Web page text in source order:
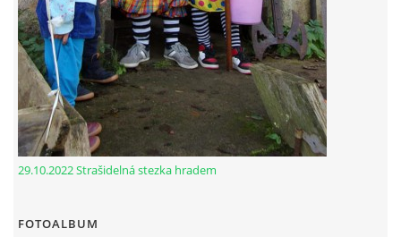
29.10.2022 Strašidelná stezka hradem
FOTOALBUM